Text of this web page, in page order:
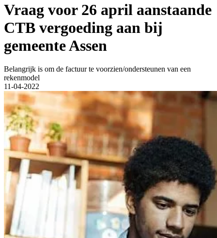
Vraag voor 26 april aanstaande
CTB vergoeding aan bij
gemeente Assen
Belangrijk is om de factuur te voorzien/ondersteunen van een
rekenmodel
11-04-2022